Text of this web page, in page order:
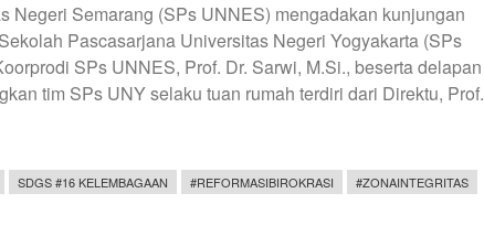
Negeri Semarang (SPs UNNES) mengadakan kunjungan
Pascasarjana Universitas Negeri Yogyakarta (SPs
SPs UNNES, Prof. Dr. Sarwi, M.Si., beserta delapan
tim SPs UNY selaku tuan rumah terdiri dari Direktu, Prof.
SDGS #16 KELEMBAGAAN #REFORMASIBIROKRASI #ZONAINTEGRITAS